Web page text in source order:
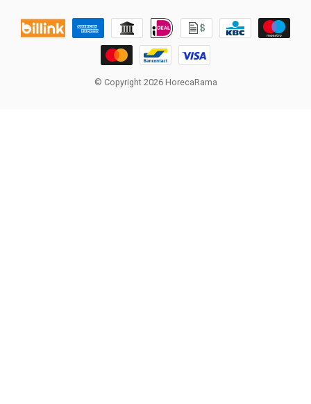
© Copyright 2026 HorecaRama